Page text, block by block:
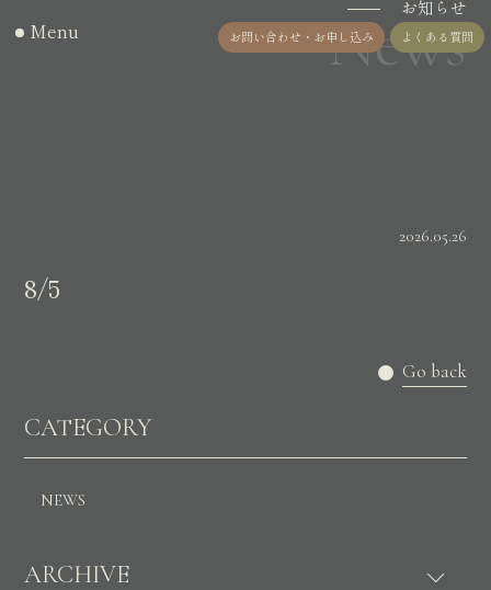
Menu お問い合わせ・お申し込み よくある質問
お知らせ
News
2026.05.26
8/5
Go back
CATEGORY
NEWS
ARCHIVE